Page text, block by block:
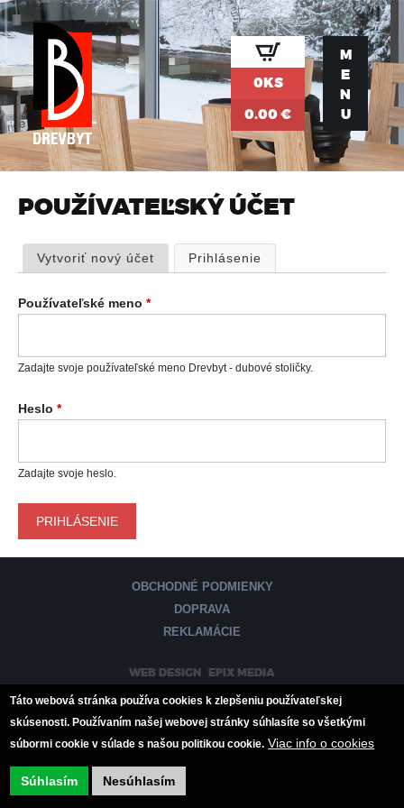
Jump to navigation
M
E
N
U
0KS
0.00 €
POUŽÍVATEĽSKÝ ÚČET
R
Á
R
N
E
T
Y
Vytvoriť nový účet Prihlásenie
Používateľské meno *
Zadajte svoje používateľské meno Drevbyt - dubové stoličky.
Heslo *
Zadajte svoje heslo.
OBCHODNÉ PODMIENKY
DOPRAVA
REKLAMÁCIE
WEB DESIGN EPIX MEDIA
Táto webová stránka používa cookies k zlepšeniu používateľskej
skúsenosti. Používaním našej webovej stránky súhlasíte so všetkými
súbormi cookie v súlade s našou politikou cookie. Viac info o cookies
Súhlasím Nesúhlasím